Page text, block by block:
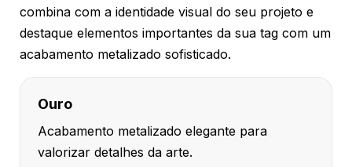
combina com a identidade visual do seu projeto e
destaque elementos importantes da sua tag com um
acabamento metalizado sofisticado.
Ouro
Acabamento metalizado elegante para
valorizar detalhes da arte.